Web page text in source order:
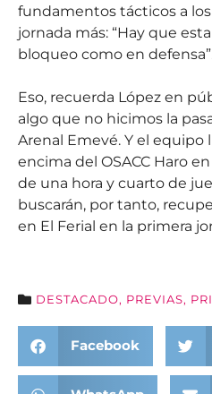
fundamentos tácticos a
jornada más: “Hay que
bloqueo como en
Eso, recuerda López en
algo que no hicimos la
Arenal Emevé. Y el equipo
encima del OSACC Haro
de una hora y cuarto de
buscarán, por tanto,
en El Ferial en la primera
DESTACADO, PREVIAS,
Facebook